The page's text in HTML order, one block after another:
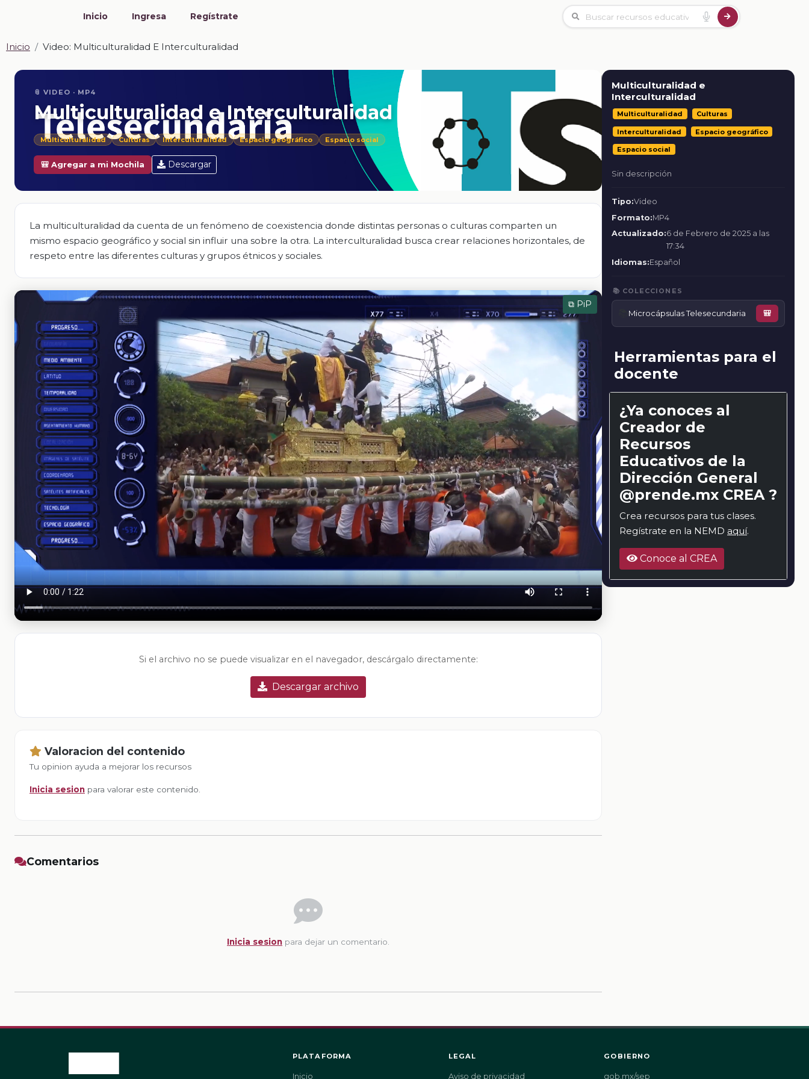
Inicio Ingresa Regístrate
Inicio Video: Multiculturalidad E Interculturalidad
📎 VIDEO · MP4
Multiculturalidad e Interculturalidad
Multiculturalidad Culturas Interculturalidad Espacio geográfico Espacio social
🎒 Agregar a mi Mochila Descargar
La multiculturalidad da cuenta de un fenómeno de coexistencia donde distintas personas o culturas comparten un
mismo espacio geográfico y social sin influir una sobre la otra. La interculturalidad busca crear relaciones horizontales, de
respeto entre las diferentes culturas y grupos étnicos y sociales.
⧉ PiP
Si el archivo no se puede visualizar en el navegador, descárgalo directamente:
Descargar archivo
Valoracion del contenido
Tu opinion ayuda a mejorar los recursos
Inicia sesion para valorar este contenido.
Comentarios
Inicia sesion para dejar un comentario.
Multiculturalidad e
Interculturalidad
Multiculturalidad Culturas
Interculturalidad Espacio geográfico
Espacio social
Sin descripción
Tipo:Video
Formato:MP4
Actualizado:6 de Febrero de 2025 a las
17:34
Idiomas:Español
📚 COLECCIONES
Microcápsulas Telesecundaria 🎒
Herramientas para el
docente
¿Ya conoces al
Creador de
Recursos
Educativos de la
Dirección General
@prende.mx CREA ?
Crea recursos para tus clases.
Regístrate en la NEMD aquí.
Conoce al CREA
PLATAFORMA
Inicio
LEGAL
Aviso de privacidad
GOBIERNO
gob.mx/sep